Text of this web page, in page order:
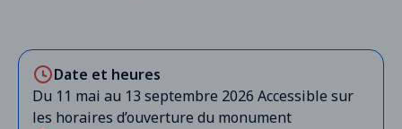
Date et heures
Du 11 mai au 13 septembre 2026 Accessible sur
les horaires d’ouverture du monument